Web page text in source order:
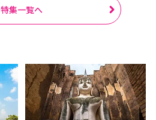
サムイ島（スラーターニ
パンガー
チュンポーン
ナコーンシータマラート
特集一覧へ